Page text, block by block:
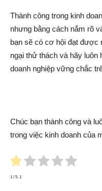
Thành công trong kinh
nhưng bằng cách nắm rõ
bạn sẽ có cơ hội đạt được
ngại thử thách và hãy luôn
doanh nghiệp vững chắc
Chúc bạn thành công và
trong việc kinh doanh của
1 / 5. 1